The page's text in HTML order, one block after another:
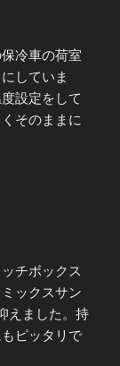
冷車の荷室
していま
設定をして
そのままに
チボックス
ックスサン
えました。持
ピッタリで